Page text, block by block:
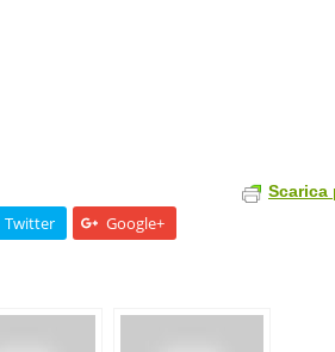
Scarica
Twitter Google+